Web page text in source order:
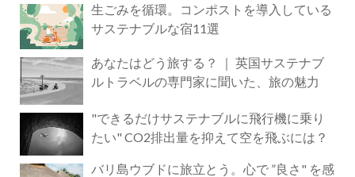
生ごみを循環。コンポストを導入している
サステナブルな宿11選
あなたはどう旅する？ ｜ 英国サステナブ
ルトラベルの専門家に聞いた、旅の魅力
"できるだけサステナブルに飛行機に乗り
たい" CO2排出量を抑えて空を飛ぶには？
バリ島ウブドに旅立とう。心で ”良さ" を感